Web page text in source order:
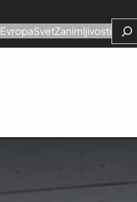
EvropaSvetZanimljivosti